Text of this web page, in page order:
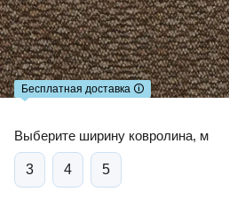
Бесплатная доставка 🛈
Выберите ширину ковролина, м
3 4 5